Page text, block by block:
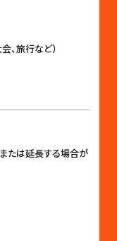
、旅行など）
たは延長する場合が